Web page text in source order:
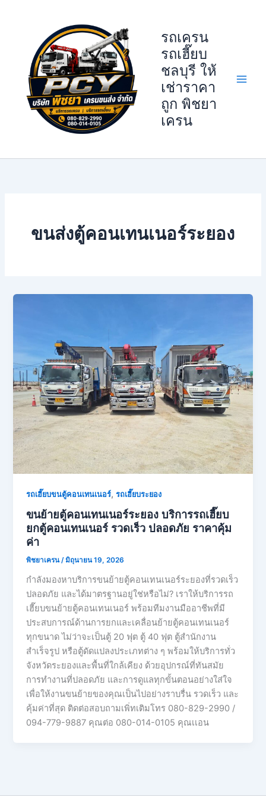
รถเครน
รถเฮี๊ยบ
ชลบุรี ให้
เช่าราคา
ถูก พิชยา
เครน
ขนส่งตู้คอนเทนเนอร์ระยอง
รถเฮี๊ยบขนตู้คอนเทนเนอร์,รถเฮี๊ยบระยอง
ขนย้ายตู้คอนเทนเนอร์ระยอง บริการรถเฮี๊ยบ
ยกตู้คอนเทนเนอร์ รวดเร็ว ปลอดภัย ราคาคุ้ม
ค่า
พิชยาเครน/มิถุนายน 19, 2026
กำลังมองหาบริการขนย้ายตู้คอนเทนเนอร์ระยองที่รวดเร็ว
ปลอดภัย และได้มาตรฐานอยู่ใช่หรือไม่? เราให้บริการรถ
เฮี๊ยบขนย้ายตู้คอนเทนเนอร์ พร้อมทีมงานมืออาชีพที่มี
ประสบการณ์ด้านการยกและเคลื่อนย้ายตู้คอนเทนเนอร์
ทุกขนาด ไม่ว่าจะเป็นตู้ 20 ฟุต ตู้ 40 ฟุต ตู้สำนักงาน
สำเร็จรูป หรือตู้ดัดแปลงประเภทต่าง ๆ พร้อมให้บริการทั่ว
จังหวัดระยองและพื้นที่ใกล้เคียง ด้วยอุปกรณ์ที่ทันสมัย
การทำงานที่ปลอดภัย และการดูแลทุกขั้นตอนอย่างใส่ใจ
เพื่อให้งานขนย้ายของคุณเป็นไปอย่างราบรื่น รวดเร็ว และ
คุ้มค่าที่สุด ติดต่อสอบถามเพิ่ทเติมโทร 080-829-2990 /
094-779-9887 คุณต่อ 080-014-0105 คุณเเอน